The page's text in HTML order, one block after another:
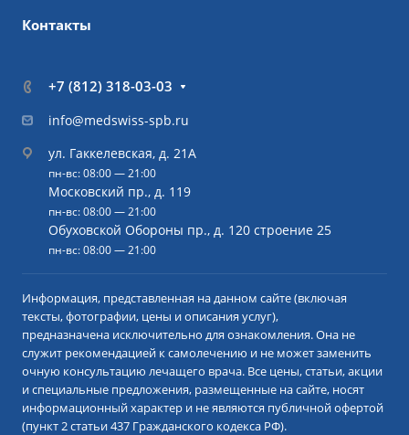
Контакты
+7 (812) 318-03-03
info@medswiss-spb.ru
ул. Гаккелевская, д. 21А
пн-вс: 08:00 — 21:00
Московский пр., д. 119
пн-вс: 08:00 — 21:00
Обуховской Обороны пр., д. 120 строение 25
пн-вс: 08:00 — 21:00
Информация, представленная на данном сайте (включая
тексты, фотографии, цены и описания услуг),
предназначена исключительно для ознакомления. Она не
служит рекомендацией к самолечению и не может заменить
очную консультацию лечащего врача. Все цены, статьи, акции
и специальные предложения, размещенные на сайте, носят
информационный характер и не являются публичной офертой
(пункт 2 статьи 437 Гражданского кодекса РФ).